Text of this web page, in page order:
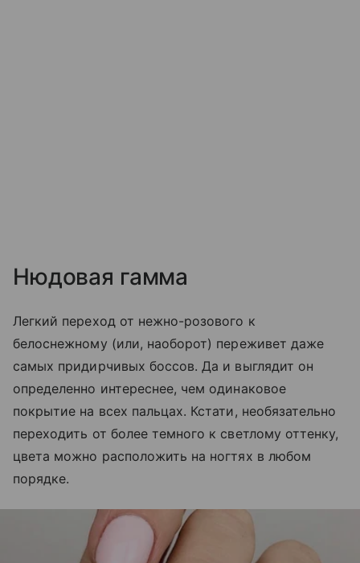
Нюдовая гамма
Легкий переход от нежно-розового к
белоснежному (или, наоборот) переживет даже
самых придирчивых боссов. Да и выглядит он
определенно интереснее, чем одинаковое
покрытие на всех пальцах. Кстати, необязательно
переходить от более темного к светлому оттенку,
цвета можно расположить на ногтях в любом
порядке.